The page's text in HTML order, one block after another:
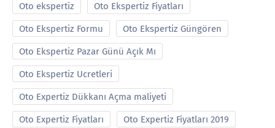
Oto ekspertiz Oto Ekspertiz Fiyatları
Oto Ekspertiz Formu Oto Ekspertiz Güngören
Oto Ekspertiz Pazar Günü Açık Mı
Oto Ekspertiz Ucretleri
Oto Expertiz Dükkanı Açma maliyeti
Oto Expertiz Fiyatları Oto Expertiz Fiyatları 2019